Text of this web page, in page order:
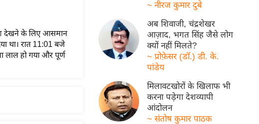
देखने के लिए आसमान
था। रात 11:01 बजे
लाल हो गया और पूर्ण
~ नीरज कुमार दुबे
अब शिवाजी, चंद्रशेखर
आज़ाद, भगत सिंह जैसे लोग
क्यों नहीं मिलते?
~ प्रोफ़ेसर (डॉ.) डी. के.
पांडेय
मिलावटखोरों के खिलाफ भी
करना पड़ेगा देशव्यापी
आंदोलन
~ संतोष कुमार पाठक